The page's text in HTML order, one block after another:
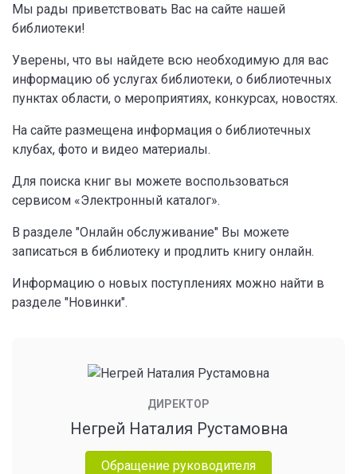
Мы рады приветствовать Вас на сайте нашей
библиотеки!
Уверены, что вы найдете всю необходимую для вас
информацию об услугах библиотеки, о библиотечных
пунктах области, о мероприятиях, конкурсах, новостях.
На сайте размещена информация о библиотечных
клубах, фото и видео материалы.
Для поиска книг вы можете воспользоваться
сервисом «Электронный каталог».
В разделе "Онлайн обслуживание" Вы можете
записаться в библиотеку и продлить книгу онлайн.
Информацию о новых поступлениях можно найти в
разделе "Новинки".
ДИРЕКТОР
Негрей Наталия Рустамовна
Обращение руководителя